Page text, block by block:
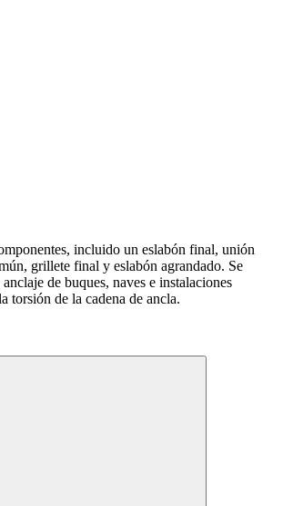
incluido un eslabón final, unión
grillete final y eslabón agrandado. Se
de buques, naves e instalaciones
torsión de la cadena de ancla.